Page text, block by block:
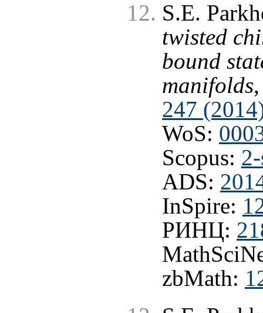
S.E.
twisted
bound
manifolds
247
WoS:
Scopus:
ADS:
InSpire:
РИНЦ:
zbMath: